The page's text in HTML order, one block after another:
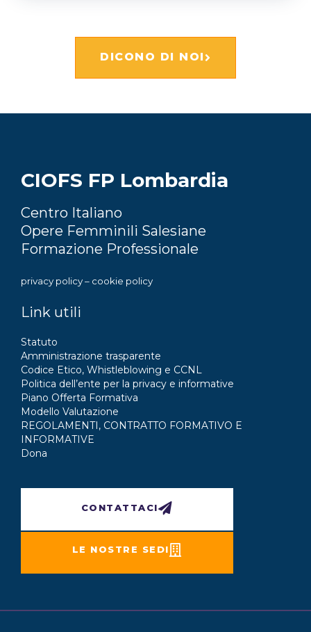
DICONO DI NOI
CIOFS FP Lombardia
Centro Italiano
Opere Femminili Salesiane
Formazione Professionale
privacy policy– cookie policy
Link utili
Statuto
Amministrazione trasparente
Codice Etico, Whistleblowing e CCNL
Politica dell’ente per la privacy e informative
Piano Offerta Formativa
Modello Valutazione
REGOLAMENTI, CONTRATTO FORMATIVO E
INFORMATIVE
Dona
CONTATTACI
LE NOSTRE SEDI